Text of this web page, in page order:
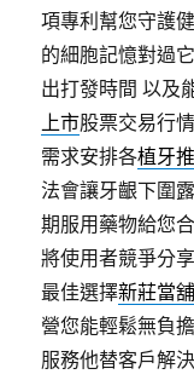
項專利幫您守護
的細胞記憶對過
出打發時間 以及
上市股票交易行
需求安排各植牙
法會讓牙齦下圍
期服用藥物給您
將使用者競爭分
最佳選擇新莊當
營您能輕鬆無負
服務他替客戶解